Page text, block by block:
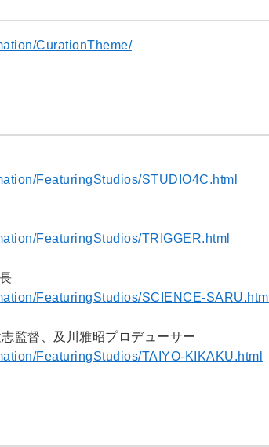
CurationTheme/
FeaturingStudios/STUDIO4C.html
FeaturingStudios/TRIGGER.html
FeaturingStudios/SCIENCE-SARU.html
監督、及川雅昭プロデューサー
FeaturingStudios/TAIYO-KIKAKU.html